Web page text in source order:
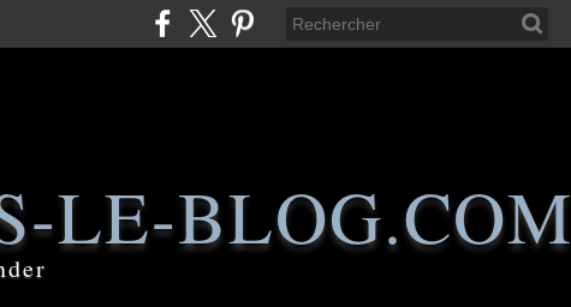
LE-BLOG.COM